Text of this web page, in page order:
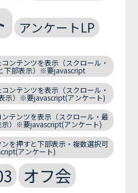
アンケートLP
ンテンツを表示（スクロール・
下部表示）※要javascript
ンテンツを表示（スクロール・
示）※要javascript(アンケート)
テンツを表示（スクロール・最
）※要javascript(アンケート)
を押すと下部表示・複数選択可
アンケート)
オフ会